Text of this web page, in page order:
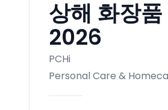
상해 화장
2026
PCHi
Personal Care &